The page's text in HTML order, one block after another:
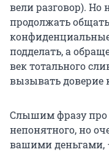
вели разговор). Но
продолжать
подделать, а
век тотального
вызывать доверие
Слышим фразу про
непонятного, но
вашими деньгами,